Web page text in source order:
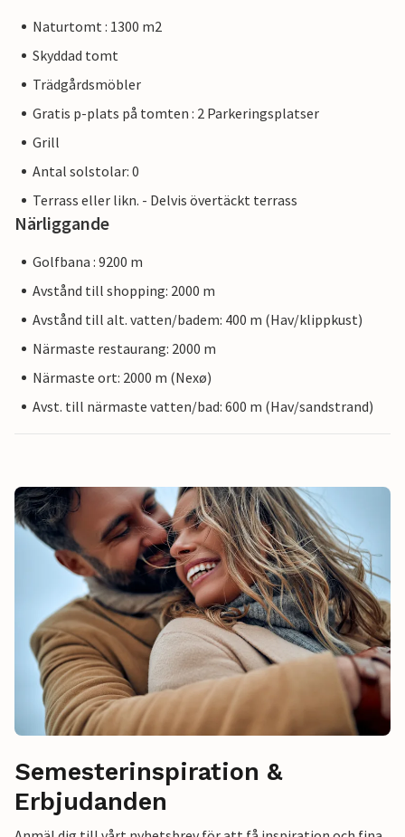
Naturtomt : 1300 m2
Skyddad tomt
Trädgårdsmöbler
Gratis p-plats på tomten : 2 Parkeringsplatser
Grill
Antal solstolar: 0
Terrass eller likn. - Delvis övertäckt terrass
Närliggande
Golfbana : 9200 m
Avstånd till shopping: 2000 m
Avstånd till alt. vatten/badem: 400 m (Hav/klippkust)
Närmaste restaurang: 2000 m
Närmaste ort: 2000 m (Nexø)
Avst. till närmaste vatten/bad: 600 m (Hav/sandstrand)
Semesterinspiration &
Erbjudanden